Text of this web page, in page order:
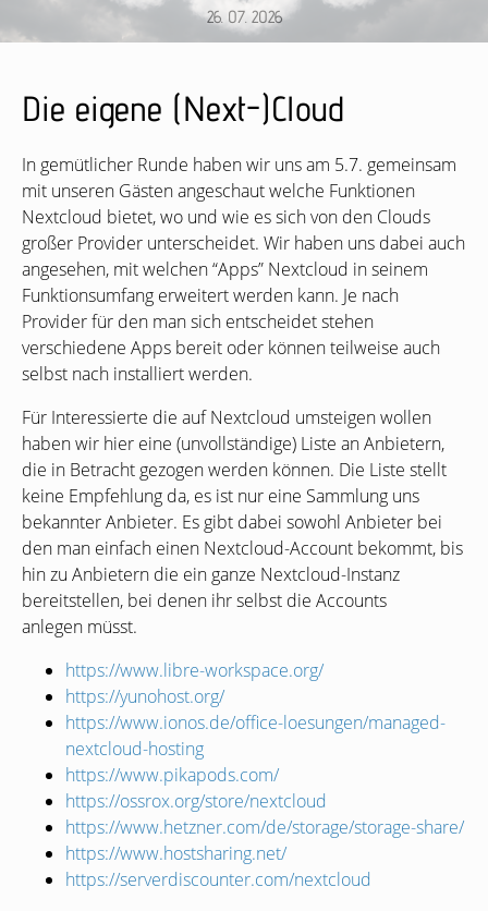
26. 07. 2026
Die eigene (Next-)Cloud
In gemütlicher Runde haben wir uns am 5.7. gemeinsam
mit unseren Gästen angeschaut welche Funktionen
Nextcloud bietet, wo und wie es sich von den Clouds
großer Provider unterscheidet. Wir haben uns dabei auch
angesehen, mit welchen “Apps” Nextcloud in seinem
Funktionsumfang erweitert werden kann. Je nach
Provider für den man sich entscheidet stehen
verschiedene Apps bereit oder können teilweise auch
selbst nach installiert werden.
Für Interessierte die auf Nextcloud umsteigen wollen
haben wir hier eine (unvollständige) Liste an Anbietern,
die in Betracht gezogen werden können. Die Liste stellt
keine Empfehlung da, es ist nur eine Sammlung uns
bekannter Anbieter. Es gibt dabei sowohl Anbieter bei
den man einfach einen Nextcloud-Account bekommt, bis
hin zu Anbietern die ein ganze Nextcloud-Instanz
bereitstellen, bei denen ihr selbst die Accounts
anlegen müsst.
https://www.libre-workspace.org/
https://yunohost.org/
https://www.ionos.de/office-loesungen/managed-
nextcloud-hosting
https://www.pikapods.com/
https://ossrox.org/store/nextcloud
https://www.hetzner.com/de/storage/storage-share/
https://www.hostsharing.net/
https://serverdiscounter.com/nextcloud